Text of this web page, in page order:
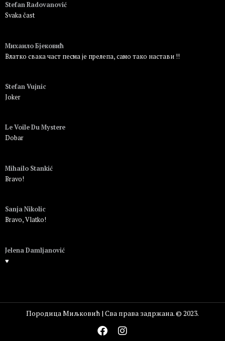
Stefan Radovanović
Svaka čast
Михаило Бјековић
Влатко свака част песма је прелепа, само тако настави !!
Stefan Vujnic
Joker
Le Voile Du Mystere
Dobar
Mihailo Stankić
Bravo!
Sanja Nikolic
Bravo, Vlatko!
Jelena Damljanović
♥️
Породица Миљковић | Сва права задржана. © 2023.